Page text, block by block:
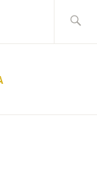
nach: